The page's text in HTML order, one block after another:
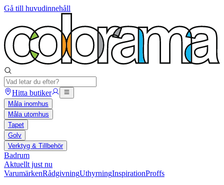
Gå till huvudinnehåll
Hitta butiker
Måla inomhus
Måla utomhus
Tapet
Golv
Verktyg & Tillbehör
Badrum
Aktuellt just nu
VarumärkenRådgivningUthyrningInspirationProffs